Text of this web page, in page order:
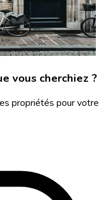
vous cherchiez ?
propriétés pour votre